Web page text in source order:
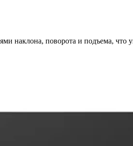
наклона, поворота и подъема, что